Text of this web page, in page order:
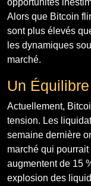
Alors que Bitcoin
sont plus élevés
les dynamiques
marché.
Un
Actuellement,
tension. Les
semaine dernière
marché qui
augmentent de 15
explosion des